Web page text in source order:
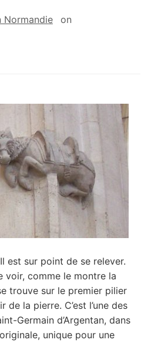
Normandie on
est sur point de se relever.
voir, comme le montre la
trouve sur le premier pilier
la pierre. C’est l’une des
Germain d’Argentan, dans
unique pour une